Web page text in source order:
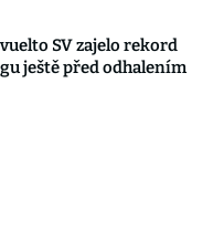
SV zajelo rekord
ještě před odhalením